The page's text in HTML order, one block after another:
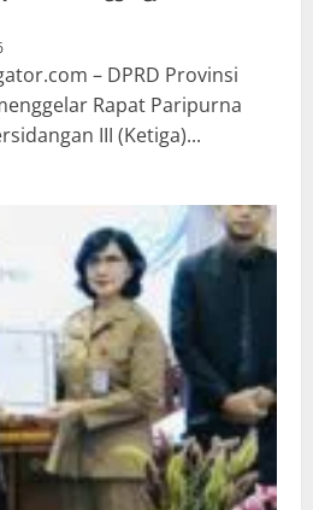
– DPRD Provinsi
Rapat Paripurna
III (Ketiga)...